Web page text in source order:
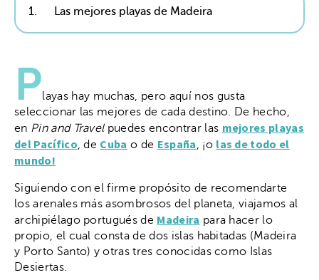
1. Las mejores playas de Madeira
Playas hay muchas, pero aquí nos gusta
seleccionar las mejores de cada destino. De hecho,
en Pin and Travelpuedes encontrar las mejores playas
del Pacífico, de Cuba o de España, ¡o las de todo el
mundo!
Siguiendo con el firme propósito de recomendarte
los arenales más asombrosos del planeta, viajamos al
archipiélago portugués de Madeira para hacer lo
propio, el cual consta de dos islas habitadas (Madeira
y Porto Santo) y otras tres conocidas como Islas
Desiertas.